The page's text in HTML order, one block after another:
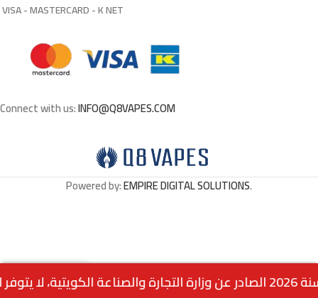
VISA - MASTERCARD - K NET
Connect with us:INFO@Q8VAPES.COM
Powered by:EMPIRE DIGITAL SOLUTIONS.
Strong 9 mg د.ك 2.500
Out
of
stock
MenuHomeWishlistCartcall us